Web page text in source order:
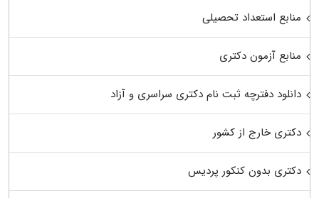
منابع استعداد تحصیلی
منابع آزمون دکتری
دانلود دفترچه ثبت نام دکتری سراسری و آزاد
دکتری خارج از کشور
دکتری بدون کنکور پردیس